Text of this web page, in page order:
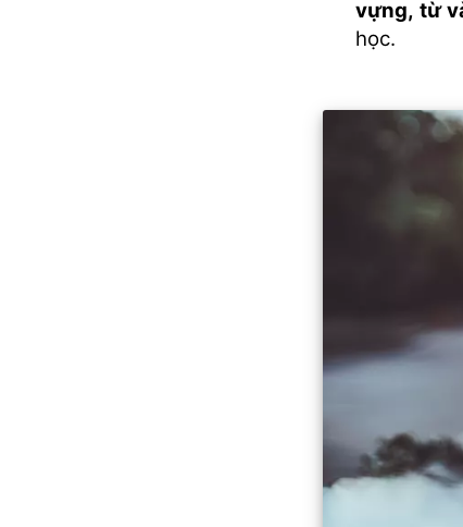
vựng, từ
học.